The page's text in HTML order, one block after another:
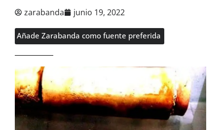
zarabanda junio 19, 2022
Añade Zarabanda como fuente preferida